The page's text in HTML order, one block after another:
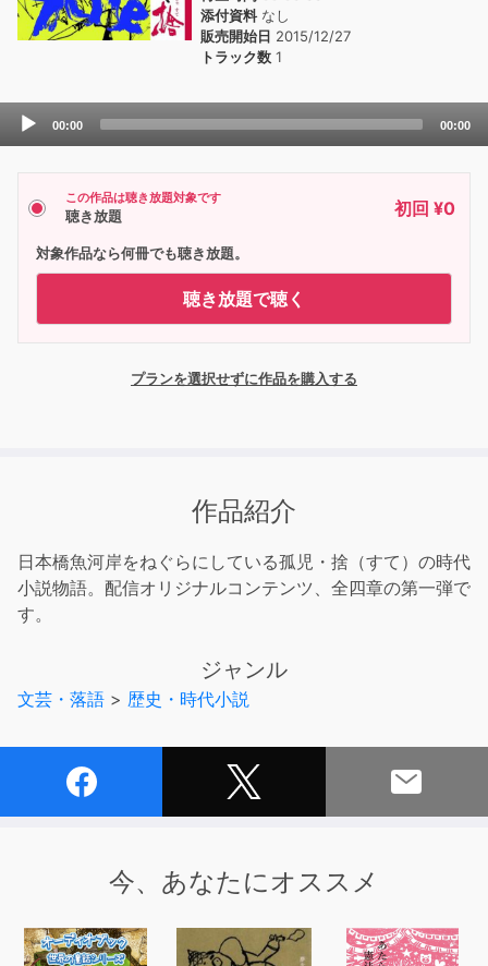
添付資料なし
販売開始日 2015/12/27
トラック数 1
Audio
00:00 00:00
この作品は聴き放題対象です
聴き放題 初回 ¥0
対象作品なら何冊でも聴き放題。
聴き放題で聴く
プランを選択せずに作品を購入する
作品紹介
日本橋魚河岸をねぐらにしている孤児・捨（すて）の時代
小説物語。配信オリジナルコンテンツ、全四章の第一弾で
す。
ジャンル
文芸・落語 > 歴史・時代小説
今、あなたにオススメ